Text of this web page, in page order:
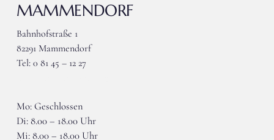
MAMMENDORF
Bahnhofstraße 1
82291 Mammendorf
Tel: 0 81 45 – 12 27
Mo: Geschlossen
Di: 8.00 – 18.00 Uhr
Mi: 8.00 – 18.00 Uhr